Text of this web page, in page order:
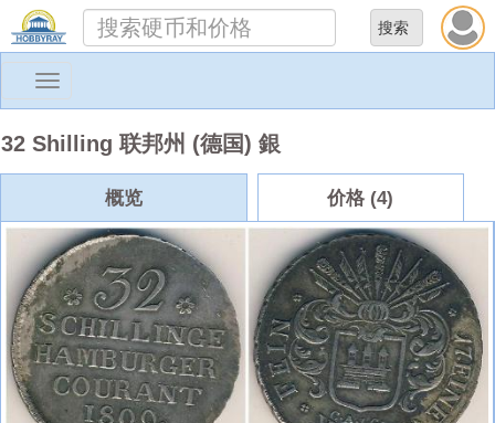
Toggle
32 Shilling 联邦州 (德国) 銀
概览 价格 (4)